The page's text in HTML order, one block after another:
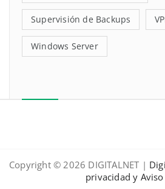
Supervisión de Backups
Windows Server
Copyright © 2026 DIGITALNET |
privacidad y